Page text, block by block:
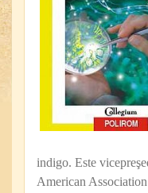
indigo. Este
American